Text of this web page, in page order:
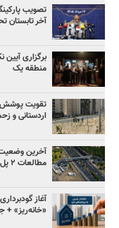
آخر تابستان
برگزاری
منطقه یک
تقویت پوشش
اردستانی و
مطالعات ۲ پل
آغاز
«خانه‌ریز» +